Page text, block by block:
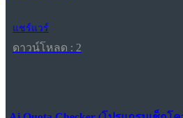
แชร์แวร์
ดาวน์โหลด : 2